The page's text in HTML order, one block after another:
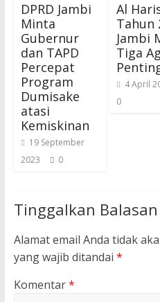
DPRD Jambi
Minta
Gubernur
dan TAPD
Percepat
Program
Dumisake
atasi
Kemiskinan
19 September
2023
0
Al
Tahun
Jambi
Tiga
4 April
0
Tinggalkan Balasan
Alamat email Anda tidak
yang wajib ditandai *
Komentar*